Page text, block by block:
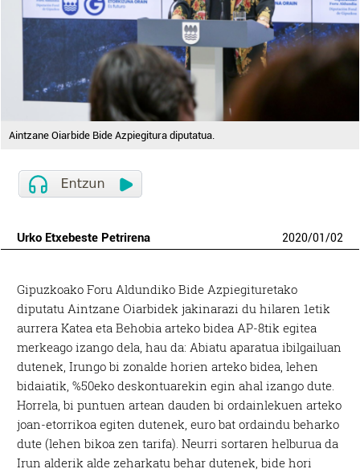
Aintzane Oiarbide Bide Azpiegitura diputatua.
Urko Etxebeste Petrirena 2020/01/02
Gipuzkoako Foru Aldundiko Bide Azpiegituretako
diputatu Aintzane Oiarbidek jakinarazi du hilaren 1etik
aurrera Katea eta Behobia arteko bidea AP-8tik egitea
merkeago izango dela, hau da: Abiatu aparatua ibilgailuan
dutenek, Irungo bi zonalde horien arteko bidea, lehen
bidaiatik, %50eko deskontuarekin egin ahal izango dute.
Horrela, bi puntuen artean dauden bi ordainlekuen arteko
joan-etorrikoa egiten dutenek, euro bat ordaindu beharko
dute (lehen bikoa zen tarifa). Neurri sortaren helburua da
Irun alderik alde zeharkatu behar dutenek, bide hori